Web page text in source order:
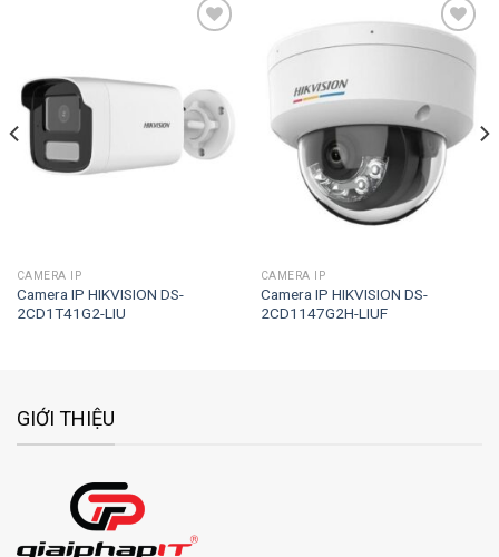
Add to
wishlist
CAMERA IP
Camera IP HIKVISION DS-
2CD1T41G2-LIU
wishlist
CAMERA IP
Camera IP HIKVISION DS-
2CD1147G2H-LIUF
GIỚI THIỆU